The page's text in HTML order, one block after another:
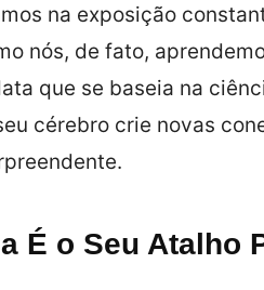
na exposição
nós, de fato,
que se baseia na
cérebro crie novas
É o Seu Atalho